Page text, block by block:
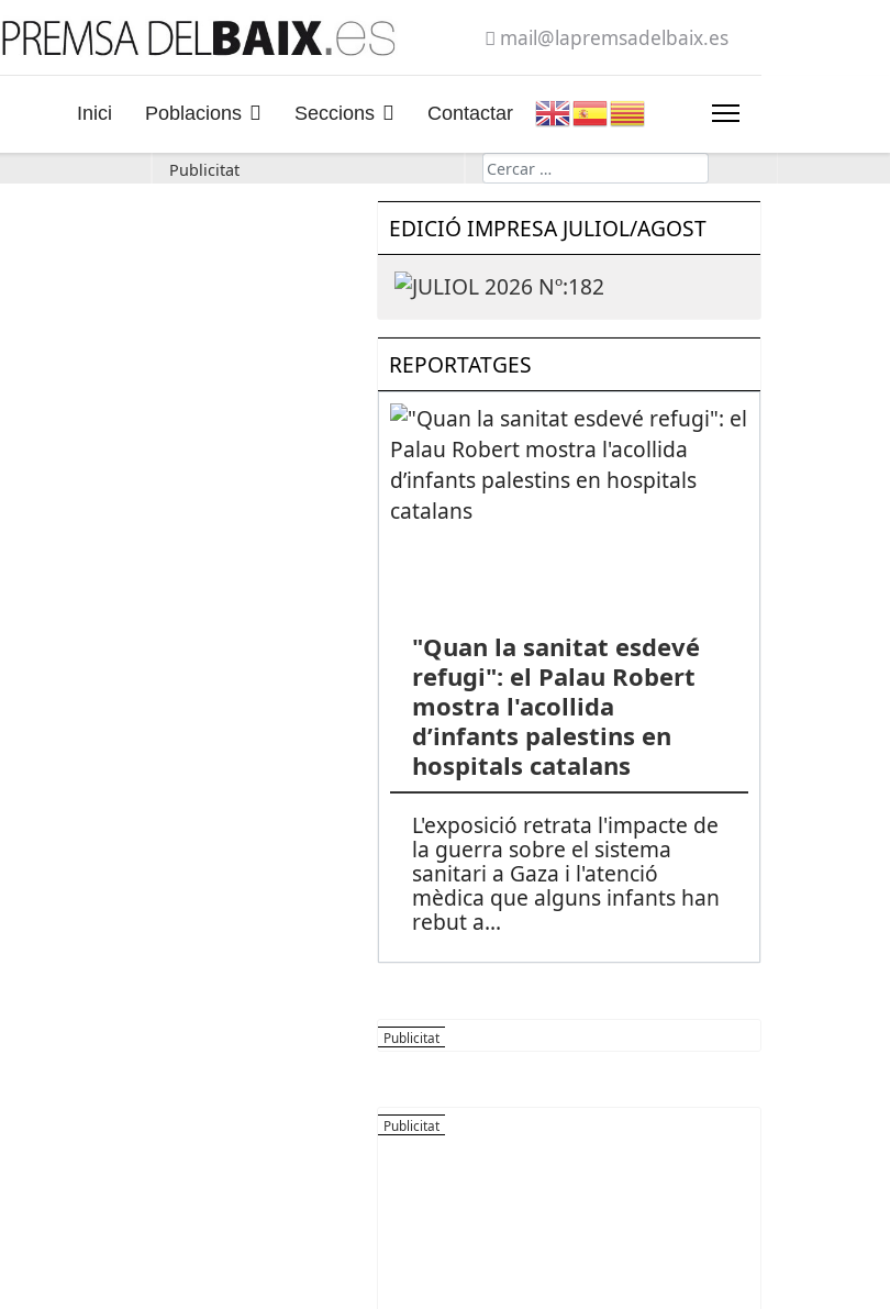
mail@lapremsadelbaix.es
Inici Poblacions Seccions Contactar
Publicitat Cerca
EDICIÓ IMPRESA JULIOL/AGOST
REPORTATGES
"Quan la sanitat esdevé
refugi": el Palau Robert
mostra l'acollida
d’infants palestins en
hospitals catalans
L'exposició retrata l'impacte de
la guerra sobre el sistema
sanitari a Gaza i l'atenció
mèdica que alguns infants han
rebut a...